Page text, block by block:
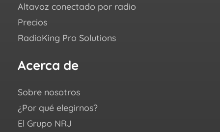
Altavoz conectado por radio
Precios
RadioKing Pro Solutions
Acerca de
Sobre nosotros
¿Por qué elegirnos?
El Grupo NRJ